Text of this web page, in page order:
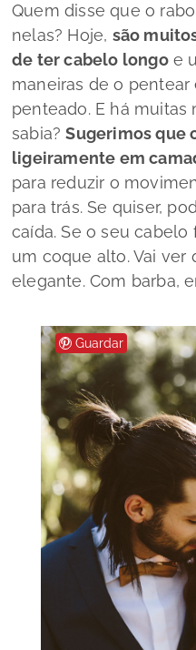
Quem disse que o
nelas? Hoje, são
de ter cabelo longoe
maneiras de o
penteado. E há muitas
sabia?Sugerimos que
ligeiramente em
para reduzir o
para trás. Se quiser,
caída. Se o seu
um coque alto. Vai ver
elegante. Com barba,
Guardar